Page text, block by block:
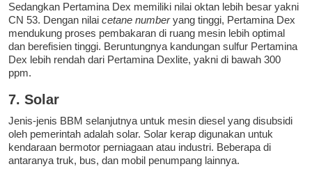
Sedangkan Pertamina Dex memiliki nilai oktan lebih besar yakni
CN 53. Dengan nilai cetane numberyang tinggi, Pertamina Dex
mendukung proses pembakaran di ruang mesin lebih optimal
dan berefisien tinggi. Beruntungnya kandungan sulfur Pertamina
Dex lebih rendah dari Pertamina Dexlite, yakni di bawah 300
ppm.
7. Solar
Jenis-jenis BBM selanjutnya untuk mesin diesel yang disubsidi
oleh pemerintah adalah solar. Solar kerap digunakan untuk
kendaraan bermotor perniagaan atau industri. Beberapa di
antaranya truk, bus, dan mobil penumpang lainnya.